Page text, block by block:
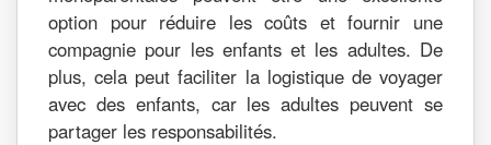
option pour réduire les coûts et fournir une
compagnie pour les enfants et les adultes. De
plus, cela peut faciliter la logistique de voyager
avec des enfants, car les adultes peuvent se
partager les responsabilités.